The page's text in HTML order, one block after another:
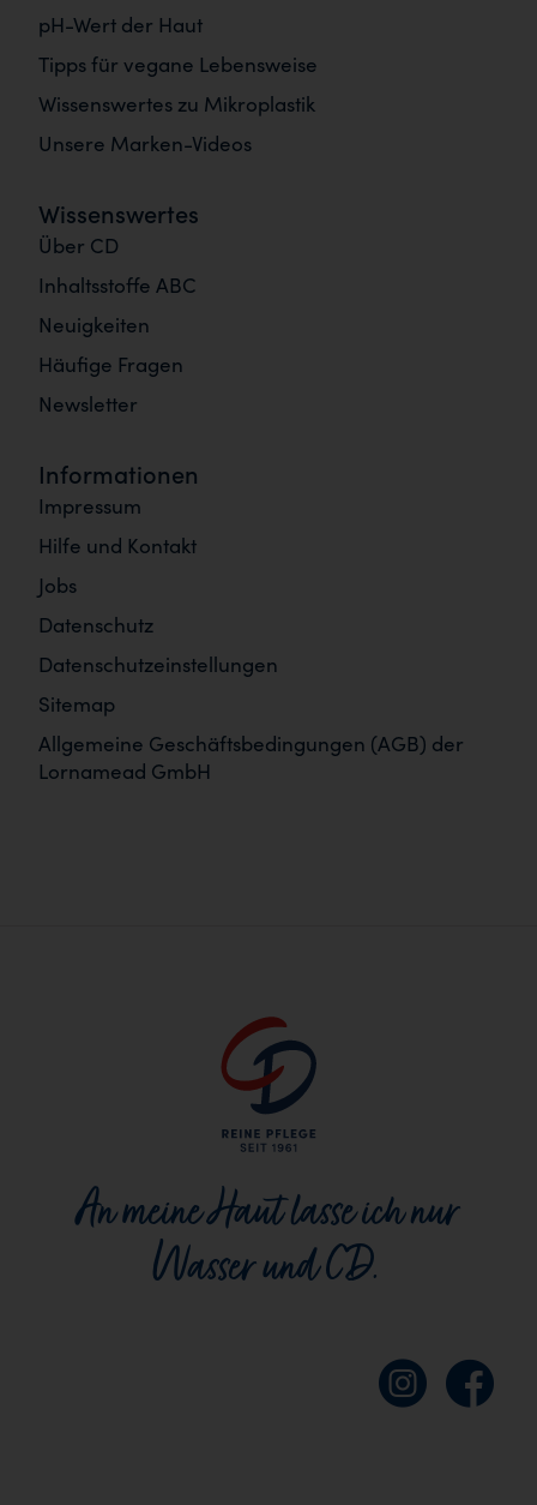
pH-Wert der Haut
Tipps für vegane Lebensweise
Wissenswertes zu Mikroplastik
Unsere Marken-Videos
Wissenswertes
Über CD
Inhaltsstoffe ABC
Neuigkeiten
Häufige Fragen
Newsletter
Informationen
Impressum
Hilfe und Kontakt
Jobs
Datenschutz
Datenschutzeinstellungen
Sitemap
Allgemeine Geschäftsbedingungen (AGB) der
Lornamead GmbH
An meine Haut lasse ich nur
Wasser und CD.